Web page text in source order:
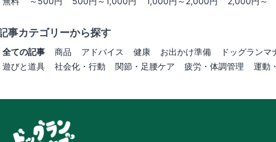
事カテゴリーから探す
全ての記事 商品 アドバイス 健康 お出かけ準備 ドッグランマ
遊びと道具
社会化・行動 関節・足腰ケア 疲労・体調管理 運動